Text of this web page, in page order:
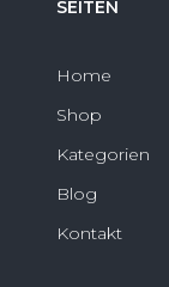
SEITEN
Home
Shop
Kategorien
Blog
Kontakt